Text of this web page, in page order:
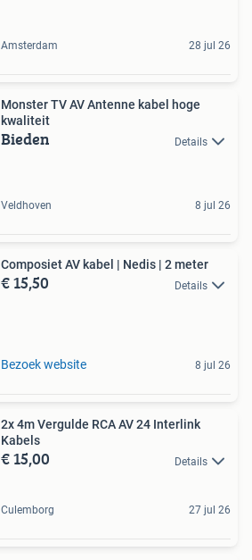
Amsterdam 28 jul 26
Monster TV AV Antenne kabel hoge
kwaliteit
Bieden Details
Veldhoven 8 jul 26
Composiet AV kabel | Nedis | 2 meter
€ 15,50 Details
Bezoek website 8 jul 26
2x 4m Vergulde RCA AV 24 Interlink
Kabels
€ 15,00 Details
Culemborg 27 jul 26